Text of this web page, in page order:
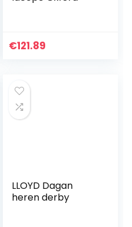
€121.89
LLOYD Dagan
heren derby